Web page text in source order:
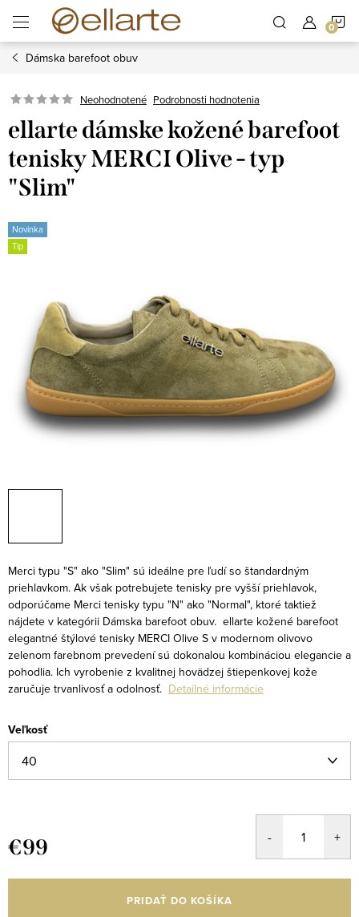
obsah
Dámska barefoot obuv
Neohodnotené Podrobnosti hodnotenia
ellarte dámske kožené barefoot
tenisky MERCI Olive - typ
"Slim"
Novinka
Tip
Merci typu "S" ako "Slim" sú ideálne pre ľudí so štandardným
priehlavkom. Ak však potrebujete tenisky pre vyšší priehlavok,
odporúčame Merci tenisky typu "N" ako "Normal", ktoré taktiež
nájdete v kategórii Dámska barefoot obuv. ellarte kožené barefoot
elegantné štýlové tenisky MERCI Olive S v modernom olivovo
zelenom farebnom prevedení sú dokonalou kombináciou elegancie a
pohodlia. Ich vyrobenie z kvalitnej hovädzej štiepenkovej kože
zaručuje trvanlivosť a odolnosť. Detailné informácie
Veľkosť
€99
cena:
PRIDAŤ DO KOŠÍKA